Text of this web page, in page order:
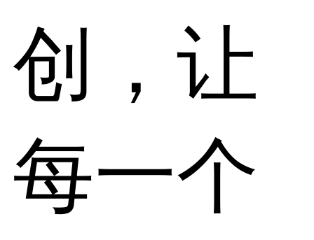
创，让
每一个